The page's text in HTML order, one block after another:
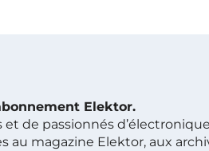
Elektor.
de passionnés
au magazine Elektor, aux